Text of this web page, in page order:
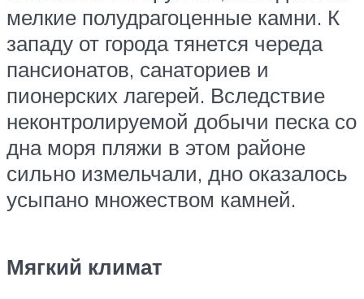
мелкие полудрагоценные камни. К
западу от города тянется череда
пансионатов, санаториев и
пионерских лагерей. Вследствие
неконтролируемой добычи песка со
дна моря пляжи в этом районе
сильно измельчали, дно оказалось
усыпано множеством камней.
Мягкий климат